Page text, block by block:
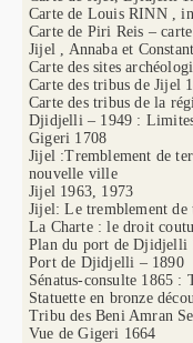
Carte de Louis RINN ,
Carte de Piri Reis –
Jijel , Annaba et
Carte des sites
Carte des tribus de Jijel
Carte des tribus de la
Djidjelli – 1949 :
Gigeri 1708
Jijel :Tremblement de
nouvelle ville
Jijel 1963, 1973
Jijel: Le tremblement de
La Charte : le droit
Plan du port de Djidjelli
Port de Djidjelli – 1890
Sénatus-consulte 1865 :
Statuette en bronze
Tribu des Beni Amran
Vue de Gigeri 1664